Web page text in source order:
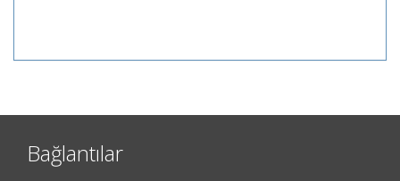
Bağlantılar